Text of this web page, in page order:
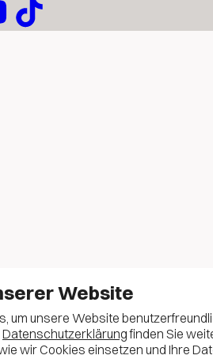
Website
um unsere Website
Datenschutzerklärungfinden Sie
wir Cookies einsetzen und Ihre